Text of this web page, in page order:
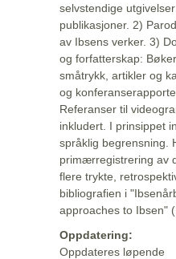
selvstendige
publikasjoner. 2)
av Ibsens verker. 3)
og forfatterskap:
småtrykk, artikler og
og
Referanser til
inkludert. I prinsippet
språklig begrensning.
primærregistrering av
flere trykte,
bibliografien i
approaches to Ibsen"
Oppdatering:
Oppdateres løpende